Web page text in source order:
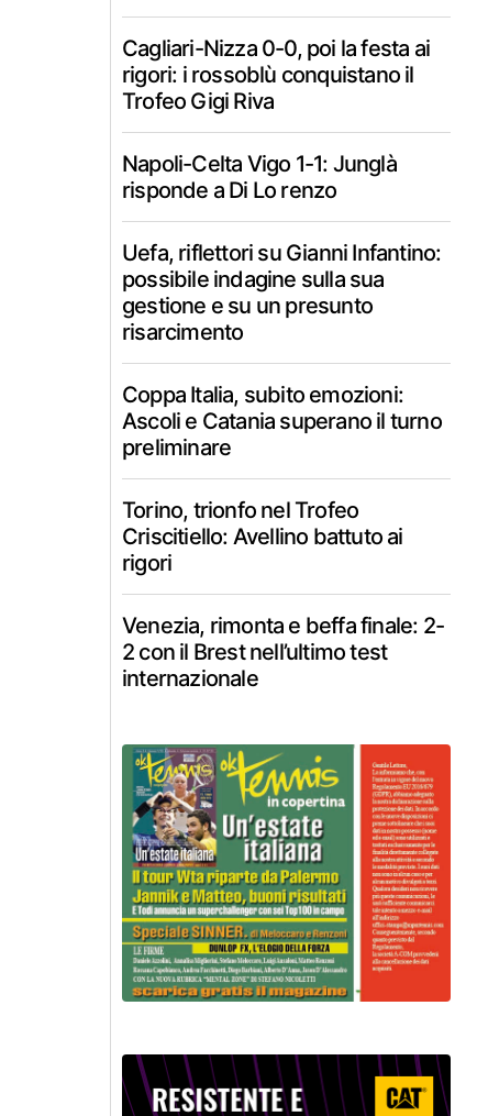
Cagliari-Nizza 0-0, poi la festa ai
rigori: i rossoblù conquistano il
Trofeo Gigi Riva
Napoli-Celta Vigo 1-1: Junglà
risponde a Di Lo renzo
Uefa, riflettori su Gianni Infantino:
possibile indagine sulla sua
gestione e su un presunto
risarcimento
Coppa Italia, subito emozioni:
Ascoli e Catania superano il turno
preliminare
Torino, trionfo nel Trofeo
Criscitiello: Avellino battuto ai
rigori
Venezia, rimonta e beffa finale: 2-
2 con il Brest nell’ultimo test
internazionale